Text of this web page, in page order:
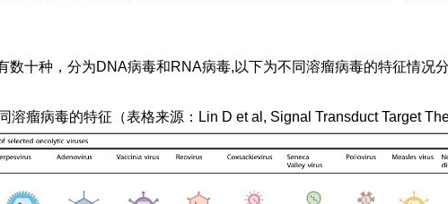
数十种，分为DNA病毒和RNA病毒,以下为不同溶瘤病毒的特征情况
溶瘤病毒的特征 （表格来源： Lin D et al, Signal Transduct Target